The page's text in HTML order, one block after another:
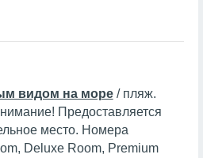
видом на море/ пляж.
Предоставляется
место. Номера
Deluxe Room, Premium